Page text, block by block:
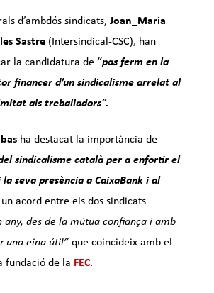
d’ambdós sindicats,Joan_Maria
Sastre (Intersindical-CSC), han
la candidatura de“pas ferm en la
financer d’un sindicalisme arrelat al
als treballadors”.
ha destacat la importància de
sindicalisme català per a enfortir el
la seva presència a CaixaBank i al
acord entre els dos sindicats
any, des de la mútua confiança i amb
una eina útil” que coincideix amb el
fundació de la FEC.